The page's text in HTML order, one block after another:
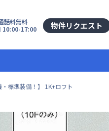
話料無料
10:00-17:00
物件リクエスト
標準装備！】 1K+ロフト